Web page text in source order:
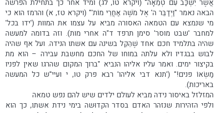
אֲשֶׁר יִשְׁכַּב עִם טְמֵאָה" (ויקרא טו, לג) ומיד אחר כך בתחילת הפרשה
הבאה נאמר "וַיְדַבֵּר ה' אֶל מֹשֶׁה אַחֲרֵי מוֹת'" (ויקרא טז, א) והרמז הוא כי
מי שנמצא עם הטמאה האסורה מביא על עצמו את המוות ('ידו בכל'
למחבר 'שבט מוסר' סימן תרפד ד"ה אחרי מות). וזה בדומה למעשה
שהיה בתלמיד חכם אחד שֶׁהֵקֵל בשינה עם אשתו הנידה. ועל אף שהיה
לבוש בבגדיו ולא עלתה במוחו של החכם מחשבת עבירה – הוא מת
בקיצור ימים. ואמר עליו אליהו הנביא "ברוך המקום שהרגו שאין לפניו
מַשְׂאוֹ פנים!" ('תנא דבי אליהו' רבא פרק טו, י ועיי"ש כל המעשה
באריכות).
המזלזל באיסור נידה מביא לעולם ילדים שיש להם נפש טמאה
ולפי הזהירות שנזהר האדם בסדר הקדוּשה בימי נידת אשתו, כך הוא